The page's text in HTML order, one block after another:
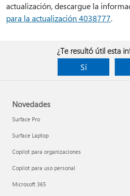
actualización, descargue la
para la actualización 4038777.
¿Te resultó útil esta
Sí
Novedades
Surface Pro
Surface Laptop
Copilot para organizaciones
Copilot para uso personal
Microsoft 365